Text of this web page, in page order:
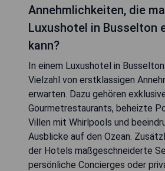
Annehmlichkeiten, die
Luxushotel in Busselton
kann?
In einem Luxushotel in
Vielzahl von erstklassigen
erwarten. Dazu gehören
Gourmetrestaurants, beheizte
Villen mit Whirlpools und
Ausblicke auf den Ozean.
der Hotels maßgeschneiderte
persönliche Concierges oder